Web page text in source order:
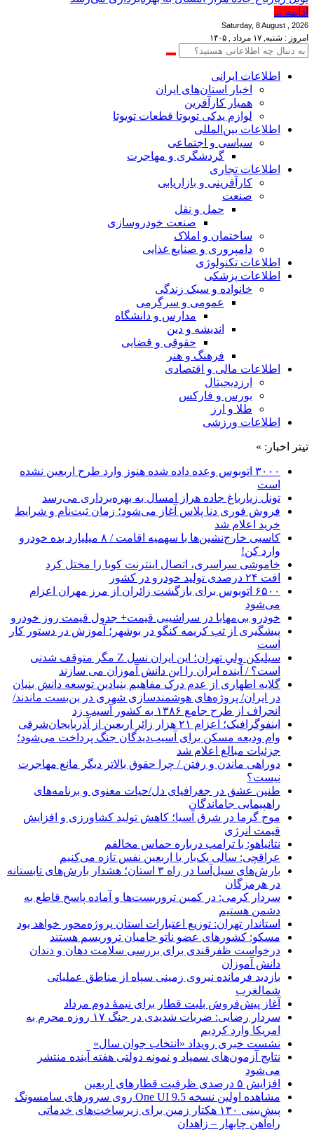
ادامه ...
Saturday, 8 August , 2026
امروز : شنبه, ۱۷ مرداد , ۱۴۰۵
اطلاعات‌ ‎ایرانی
اخبار استان‌های ایران
همیار کارآفرین
لوازم یدکی تویوتا قطعات تویوتا
اطلاعات بین‌المللی
سیاسی و اجتماعی
گردشگری و مهاجرت
اطلاعات تجاری
کارآفرینی و بازاریابی
صنعت
حمل و نقل
صنعت خودروسازی
ساختمان و املاک
دامپروری و صنایع غذایی
اطلاعات تکنولوژی
اطلاعات پزشکی
خانواده و سبک زندگی
عمومی و سرگرمی
مدارس و دانشگاه
اندیشه و دین
حقوقی و قضایی
فرهنگ و هنر
اطلاعات مالی و اقتصادی
ارزدیجیتال
بورس و فارکس
طلا و ارز
اطلاعات ورزشی
تیتر اخبار: »
۳۰۰۰ اتوبوس وعده داده شده هنوز وارد طرح اربعین نشده
است
تونل زیارباغ جاده هراز امسال به بهره‌برداری می‌رسد
فروش فوری دنا پلاس آغاز می‌شود؛ زمان ثبت‌نام و شرایط
خرید اعلام شد
کاسبی خارج‌نشین‌ها با سهمیه اقامت / ۸ میلیارد بده خودرو
وارد کن!
خاموشی سراسری، اتصال اینترنت کوبا را مختل کرد
افت ۲۴ درصدی تولید خودرو در کشور
۶۵۰۰ اتوبوس برای بازگشت زائران از مرز مهران اعزام
می‌شود
خودرو بی‌مهابا در سراشیبی قیمت+ جدول قیمت روز خودرو
پیشگیری از تب کریمه کنگو در بوشهر؛ آموزش در دستور کار
است
سیلیکن ولیِ تهران؛ این ایران نسل Z مگر متوقف شدنی
است؟ / آینده ایران را این دانش آموزان می سازند
گلایه اطهاری از عدم درک مفاهیم بنیادین توسعه دانش بنیان
در ایران/ پروژه‌های هوشمندسازی شهری در بن‌بست ماندند/
انحراف از طرح جامع ۱۳۸۶ به کشور آسیب زد
اینفوگرافیک؛ اعزام ۲۱ هزار زائر اربعین از آذربایجان‌شرقی
وام ودیعه مسکن برای آسیب‌دیدگان جنگ پرداخت می‌شود؛
جزئیات مبالغ اعلام شد
دوراهی ماندن و رفتن / چرا حقوق بالاتر دیگر مانع مهاجرت
نیست؟
طنین عشق در جغرافیای دل/حیات معنوی و برنامه‌های
راهپیمایی جاماندگان
موج گرما در شرق آسیا؛ کاهش تولید کشاورزی و افزایش
قیمت انرژی
نتانیاهو: با ترامپ درباره حماس مخالفم
عراقچی: سالی یک‌بار با اربعین نفس تازه می‌کنیم
بارش‌های سیل‌آسا در راه ۳ استان؛ هشدار بارش‌های تابستانه
در هرمزگان
سردار کرمی: در کمین تروریست‌ها و آماده پاسخ قاطع به
دشمن هستیم
استاندار تهران: توزیع اعتبارات استان پروژه‌محور خواهد بود
مسکو: کشورهای عضو ناتو حامیان تروریسم هستند
درخواست ظفرقندی برای بررسی سلامت دهان و دندان
دانش آموزان
بازدید فرمانده نیروی زمینی سپاه از مناطق عملیاتی
شمالغرب
آغاز پیش‌فروش بلیت قطار برای نیمۀ دوم مرداد
سردار رضایی: ضربات شدیدی در جنگ ۱۷ روزه محرم به
امریکا وارد کردیم
نشست خبری رویداد «انتخاب جوان سال»
نتایج آزمون‌های سمپاد و نمونه دولتی هفته آینده منتشر
می‌شود
افزایش ۵ درصدی ظرفیت قطارهای اربعین
مشاهده اولین نسخه One UI 9.5 روی سرورهای سامسونگ
پیش‌بینی ۱۳۰ هکتار زمین برای زیرساخت‌های خدماتی
راه‌آهن چابهار – زاهدان